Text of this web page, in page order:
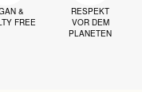
&
FREE
RESPEKT
VOR DEM
PLANETEN